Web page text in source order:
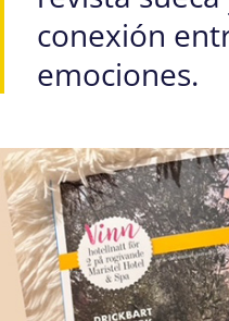
conexión
emociones.